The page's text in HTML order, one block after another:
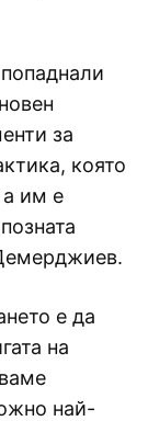
за
която
а им е
е да
на
най-